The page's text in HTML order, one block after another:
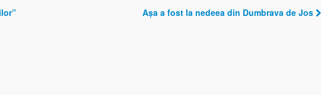
Așa a fost la nedeea din Dumbrava de Jos